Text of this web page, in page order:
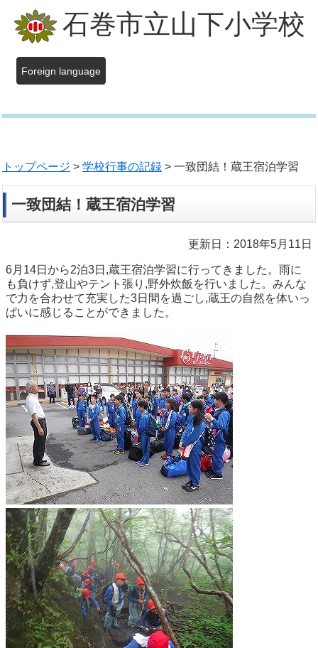
石巻市立山下小学校
Foreign language
トップページ > 学校行事の記録 > 一致団結！蔵王宿泊学習
一致団結！蔵王宿泊学習
更新日：2018年5月11日
6月14日から2泊3日,蔵王宿泊学習に行ってきました。雨に
も負けず,登山やテント張り,野外炊飯を行いました。みんな
で力を合わせて充実した3日間を過ごし,蔵王の自然を体いっ
ぱいに感じることができました。